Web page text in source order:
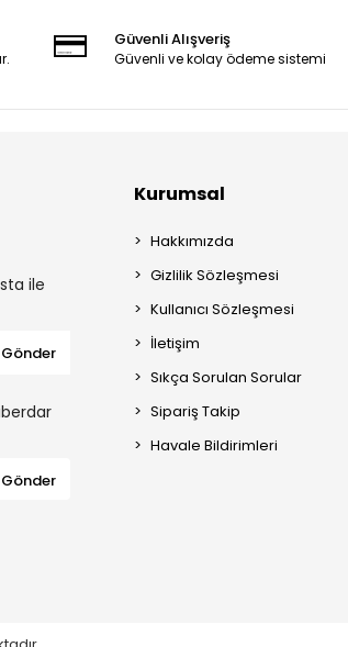
Güvenli Alışveriş
Güvenli ve kolay ödeme sistemi
ile
Gönder
Gönder
Kurumsal
Hakkımızda
Gizlilik Sözleşmesi
Kullanıcı Sözleşmesi
İletişim
Sıkça Sorulan Sorular
Sipariş Takip
Havale Bildirimleri